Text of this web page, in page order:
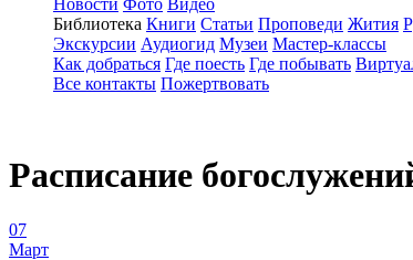
Новости Фото Видео
Библиотека Книги Статьи Проповеди Жития
Экскурсии Аудиогид Музеи Мастер-классы
Как добраться Где поесть Где побывать
Все контакты Пожертвовать
Расписание
07
Март